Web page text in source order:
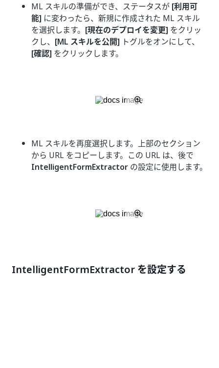
ML スキルの準備ができ、ステータスが [利用可
能] に変わったら、新規に作成された ML スキル
を選択します。 [現在のデプロイを変更] をクリッ
クし、 [ML スキルを公開] トグルをオンにして、
[確認] をクリックします。
ML スキルを再度選択します。上部のセクション
から URL をコピーします。この URL は、後で
IntelligentFormExtractor の設定に使用します。
IntelligentFormExtractor を設定する